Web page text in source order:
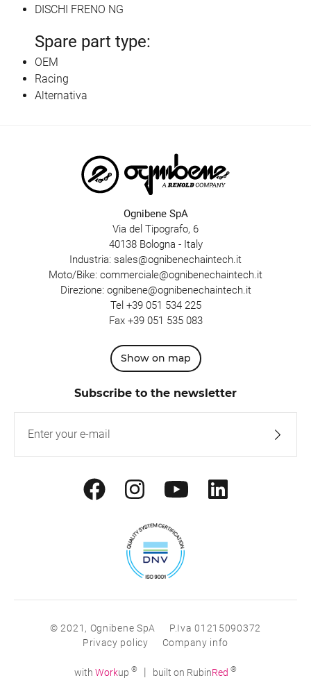
DISCHI FRENO NG
Spare part type:
OEM
Racing
Alternativa
Ognibene SpA
Via del Tipografo, 6
40138 Bologna - Italy
Industria: sales@ognibenechaintech.it
Moto/Bike: commerciale@ognibenechaintech.it
Direzione: ognibene@ognibenechaintech.it
Tel +39 051 534 225
Fax +39 051 535 083
Show on map
Subscribe to the newsletter
© 2021, Ognibene SpA
P.Iva 01215090372
Privacy policy
Company info
with Workup ® | built on RubinRed ®